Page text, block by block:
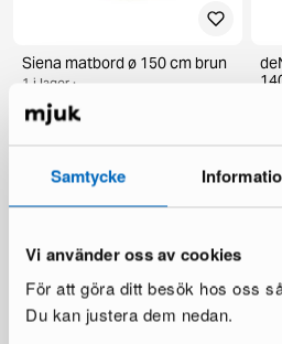
Samtycke
Vi använder oss av cookies
För att göra ditt besök hos oss
Du kan justera dem nedan.
Siena matbord ø 150 cm brun
1 i lager ·
269 € 385 €